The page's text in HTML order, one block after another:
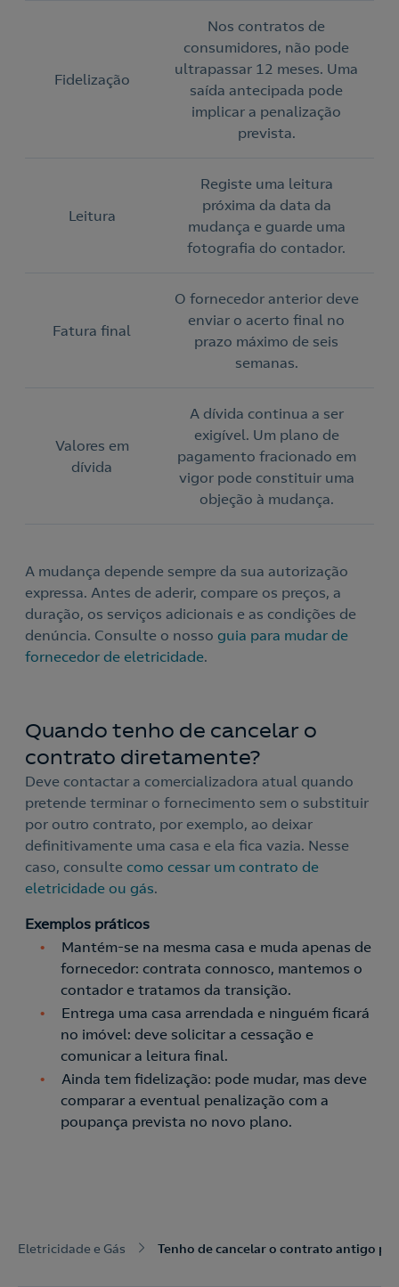
Nós ligamos!
Fidelização
Nos contratos de
consumidores, não pode
ultrapassar 12 meses. Uma
saída antecipada pode
implicar a penalização
prevista.
Leitura
Registe uma leitura
próxima da data da
mudança e guarde uma
fotografia do contador.
Fatura final
O fornecedor anterior deve
enviar o acerto final no
prazo máximo de seis
semanas.
Valores em
dívida
A dívida continua a ser
exigível. Um plano de
pagamento fracionado em
vigor pode constituir uma
objeção à mudança.
A mudança depende sempre da sua autorização
expressa. Antes de aderir, compare os preços, a
duração, os serviços adicionais e as condições de
denúncia. Consulte o nosso guia para mudar de
fornecedor de eletricidade.
Quando tenho de cancelar o
contrato diretamente?
Deve contactar a comercializadora atual quando
pretende terminar o fornecimento sem o substituir
por outro contrato, por exemplo, ao deixar
definitivamente uma casa e ela fica vazia. Nesse
caso, consulte como cessar um contrato de
eletricidade ou gás.
Exemplos práticos
Mantém-se na mesma casa e muda apenas de
fornecedor: contrata connosco, mantemos o
contador e tratamos da transição.
Entrega uma casa arrendada e ninguém ficará
no imóvel: deve solicitar a cessação e
comunicar a leitura final.
Ainda tem fidelização: pode mudar, mas deve
comparar a eventual penalização com a
poupança prevista no novo plano.
Eletricidade e Gás Tenho de cancelar o contrato antigo